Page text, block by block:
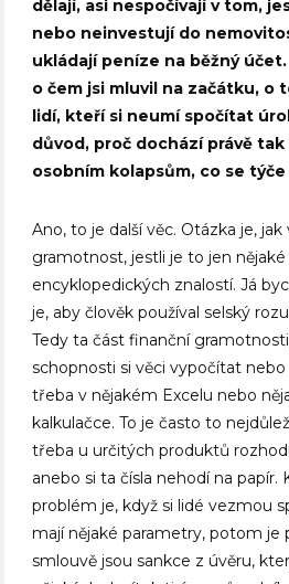
dělají, asi nespočívají v tom,
nebo neinvestují do
ukládají peníze na běžný
o čem jsi mluvil na začátku, o
lidí, kteří si neumí spočítat
důvod, proč dochází právě
osobním kolapsům, co se
Ano, to je další věc. Otázka je,
gramotnost, jestli je to jen
encyklopedických znalostí. Já
je, aby člověk používal selský
Tedy ta část finanční
schopnosti si věci vypočítat
třeba v nějakém Excelu nebo
kalkulačce. To je často to
třeba u určitých produktů
anebo si ta čísla nehodí na
problém je, když si lidé vezmou
mají nějaké parametry, potom je
smlouvě jsou sankce z úvěru,